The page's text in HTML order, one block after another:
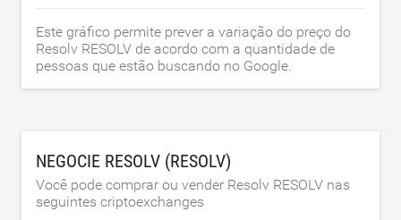
Este gráfico permite prever a variação do preço do
Resolv RESOLV de acordo com a quantidade de
pessoas que estão buscando no Google.
NEGOCIE RESOLV (RESOLV)
Você pode comprar ou vender Resolv RESOLV nas
seguintes criptoexchanges